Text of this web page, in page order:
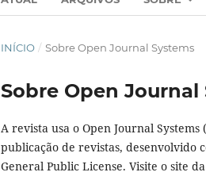
INÍCIO / Sobre Open Journal Systems
Sobre Open Journal
A revista usa o Open Journal
publicação de revistas, desenvolvido
General Public License. Visite o site